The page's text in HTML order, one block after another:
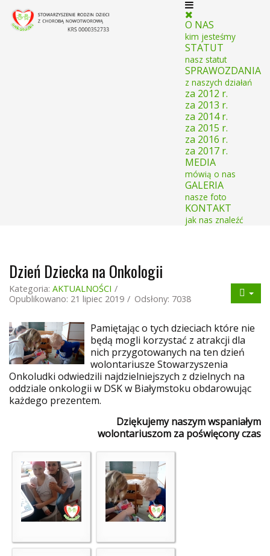
O NAS
kim jesteśmy
STATUT
nasz statut
SPRAWOZDANIA
z naszych działań
za 2012 r.
za 2013 r.
za 2014 r.
za 2015 r.
za 2016 r.
za 2017 r.
MEDIA
mówią o nas
GALERIA
nasze foto
KONTAKT
jak nas znaleźć
Dzień Dziecka na Onkologii
Kategoria: AKTUALNOŚCI
Opublikowano: 21 lipiec 2019
Odsłony: 7038
Pamiętając o tych dzieciach które nie
będą mogli korzystać z atrakcji dla
nich przygotowanych na ten dzień
wolontariusze Stowarzyszenia
Onkoludki odwiedzili najdzielniejszych z dzielnych na
oddziale onkologii w DSK w Białymstoku obdarowując
każdego prezentem.
Dziękujemy naszym wspaniałym
wolontariuszom za poświęcony czas